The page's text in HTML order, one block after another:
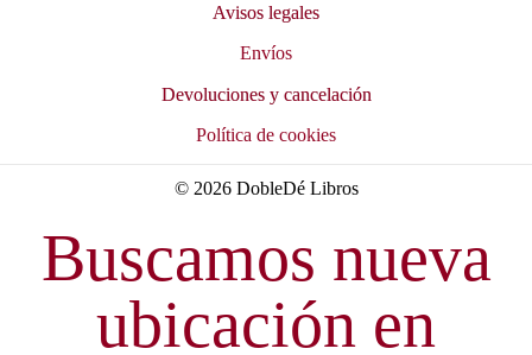
Avisos legales
Envíos
Devoluciones y cancelación
Política de cookies
© 2026 DobleDé Libros
Buscamos nueva
ubicación en